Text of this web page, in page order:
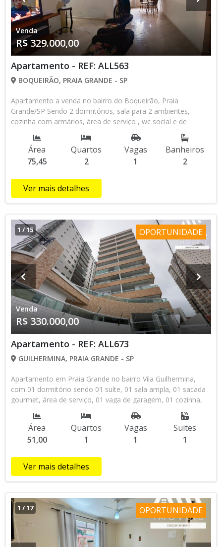
Venda
R$ 329.000,00
Apartamento - REF: ALL563
BOQUEIRÃO, PRAIA GRANDE - SP
Apartamento a venda no bairro do Boqueirão, Praia
Grande/SP Sendo 2 dormitórios, sala para 2 ambientes,
cozinha com armários, área de serviço , wc social e de
serviço. Prédio possui elevador e 1 vaga de garagem.
Localizado 415 metros da Praia, no Centro do Boqueirão,
próximo a escolas, bancos, restaurantes e bares, padarias,
lotéricas, cartório, farmácias, comércio em geral ..... Condição
***Referência ALL563*** Gostou? quer comprar este
apartamento? Consulte agora mesmo um de nossos
na Av. Pres. Castelo Branco, n° 388 Canto do Forte - Praia
Grande/SP, CEP: 11700-800. Os valores e condições de
pagamento sujeito a alteração sem aviso prévio.* Consulte-
nos sobre disponibilidade do imóvel.*
Área
75,45
Quartos
2
Vagas
1
Banheiros
2
Ver mais detalhes
1 /15 OPORTUNIDADE
Venda
R$ 330.000,00
Apartamento - REF: ALL673
GUILHERMINA, PRAIA GRANDE - SP
Apartamento em Praia Grande no bairro Vila Guilhermina,
com 01 dormitório sendo 01 suíte, 01 sala ampla, 01 sacada
gourmet, área de serviço, 01 vaga de garagem, 01 cozinha,
piscina, excelente oportunidade, agende uma visita com um
dos nossos corretores!
Área
51,00
Quartos
1
Vagas
1
Suites
1
Ver mais detalhes
1 /17 OPORTUNIDADE